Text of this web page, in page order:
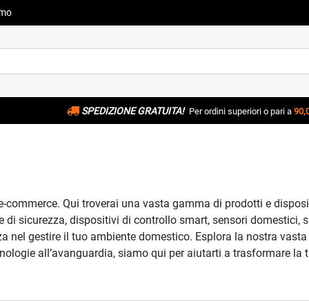
SPEDIZIONE GRATUITA! Per ordini superiori o pari a
commerce. Qui troverai una vasta gamma di prodotti e
sicurezza, dispositivi di controllo smart, sensori
gestire il tuo ambiente domestico. Esplora la nostra
all’avanguardia, siamo qui per aiutarti a trasformare